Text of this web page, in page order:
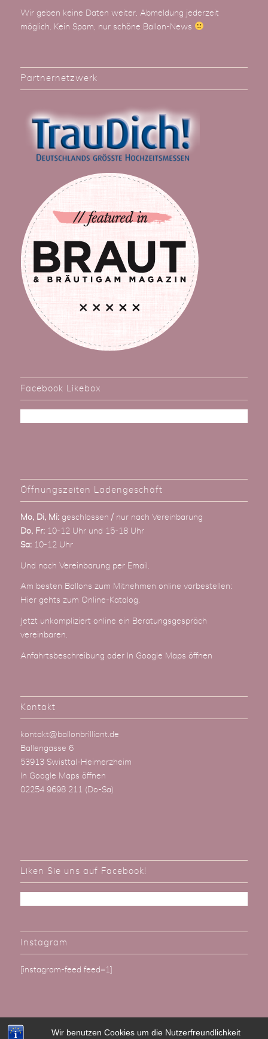
Wir benutzen Cookies um die Nutzerfreundlichkeit
Wir geben keine Daten weiter. Abmeldung jederzeit
möglich. Kein Spam, nur schöne Ballon-News
Partnernetzwerk
Facebook Likebox
Öffnungszeiten Ladengeschäft
Mo, Di, Mi:geschlossen / nur nach Vereinbarung
Do, Fr:10-12 Uhr und 15-18 Uhr
Sa:10-12 Uhr
Und nach Vereinbarung per Email
Am besten Ballons zum Mitnehmen online vorbestellen:
Hier gehts zum Online-Katalog.
Jetzt unkompliziert online ein Beratungsgespräch
vereinbaren.
Anfahrtsbeschreibung oder In Google Maps öffnen
Kontakt
kontakt@ballonbrilliant.de
Ballengasse 6
53913 Swisttal-Heimerzheim
In Google Maps öffnen
02254 9698 211 (Do-Sa)
Liken Sie uns auf Facebook!
Instagram
[instagram-feed feed=1]